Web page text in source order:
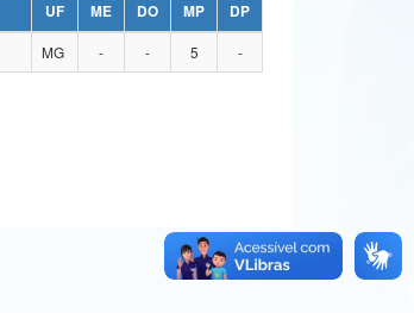
UF ME DO MP
DP
MG - - 5 -